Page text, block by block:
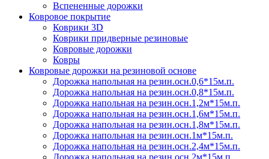
Вспененные дорожки
Ковровое покрытие
Коврики 3D
Коврики придверные резиновые
Ковровые дорожки
Ковры
Ковровые дорожки на резиновой основе
Дорожка напольная на резин.осн.0,6*15м.п.
Дорожка напольная на резин.осн.0,8*15м.п.
Дорожка напольная на резин.осн.1,2м*15м.п.
Дорожка напольная на резин.осн.1,6м*15м.п.
Дорожка напольная на резин.осн.1,8м*15м.п.
Дорожка напольная на резин.осн.1м*15м.п.
Дорожка напольная на резин.осн.2,4м*15м.п.
Дорожка напольная на резин.осн.2м*15м.п.